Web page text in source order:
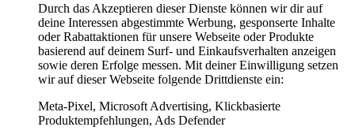
Durch das Akzeptieren dieser Dienste können wir dir auf
deine Interessen abgestimmte Werbung, gesponserte Inhalte
oder Rabattaktionen für unsere Webseite oder Produkte
basierend auf deinem Surf- und Einkaufsverhalten anzeigen
sowie deren Erfolge messen. Mit deiner Einwilligung setzen
wir auf dieser Webseite folgende Drittdienste ein:
Meta-Pixel, Microsoft Advertising, Klickbasierte
Produktempfehlungen, Ads Defender